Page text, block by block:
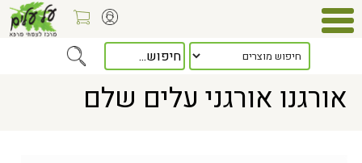
> אורגנו אורגני עלים שלם
אורגנו אורגני עלים שלם